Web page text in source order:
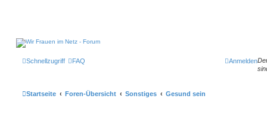
Schnellzugriff FAQ Anmelden
Startseite Foren-Übersicht Sonstiges Gesund sein